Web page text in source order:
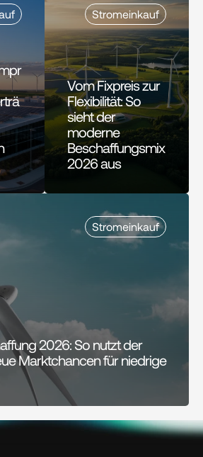
Stromeinkauf
Vom Fixpreis zur
Flexibilität: So
sieht der
moderne
Beschaffungsmix
2026 aus
Stromeinkauf
2026: So nutzt der
Marktchancen für niedrige